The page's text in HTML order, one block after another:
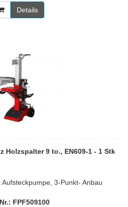
Details
Holzspalter 9 to., EN609-1 - 1 Stk
3-Punkt- Anbau
FPF509100